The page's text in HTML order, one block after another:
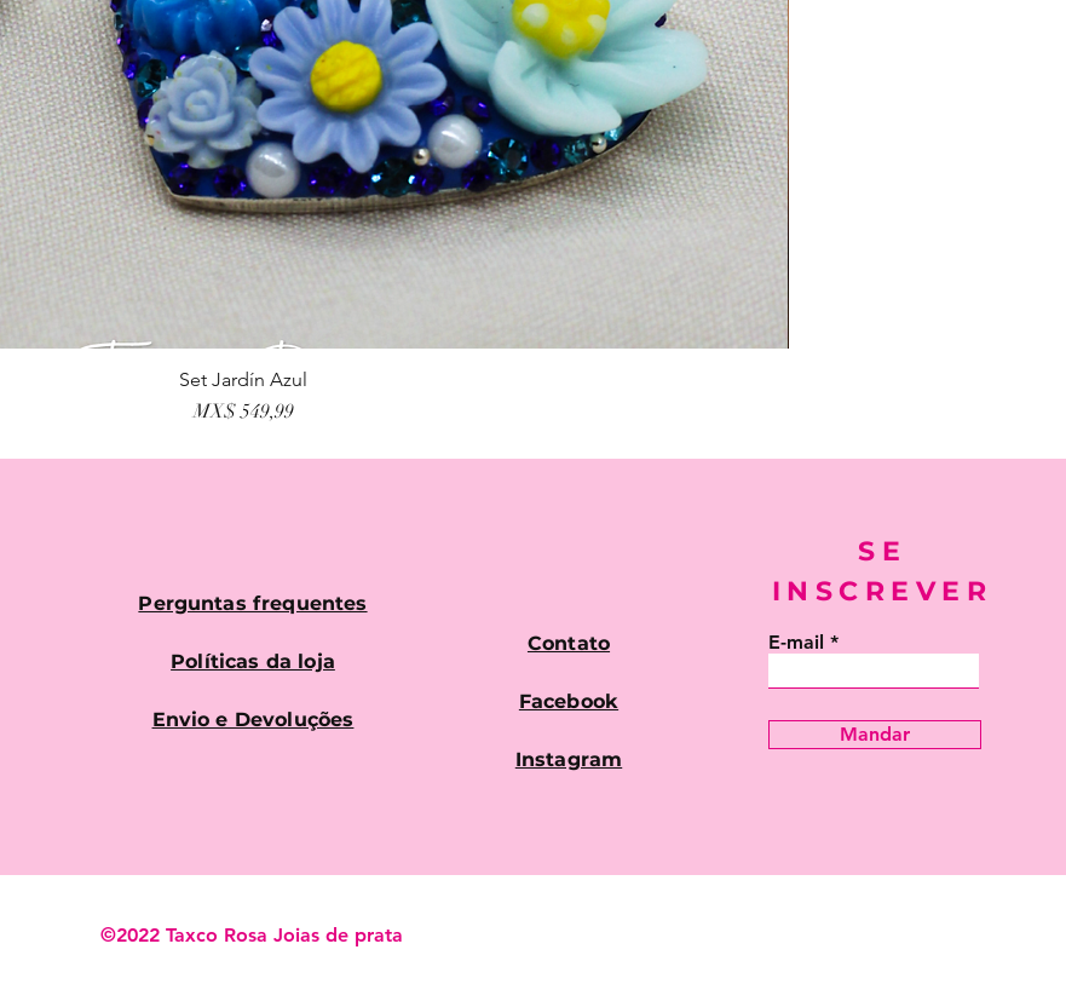
Visualização rápida
Set Jardín Azul
Preço
MX$ 549,99
Perguntas frequentes
Políticas da loja
Envio e Devoluções
SE
INSCREVER
E-mail
Mandar
Contato
Facebook
Instagram
©2022 Taxco Rosa Joias de prata